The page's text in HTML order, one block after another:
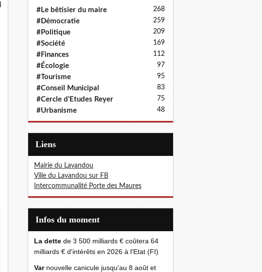
#Le bêtisier du maire 268
#Démocratie 259
#Politique 209
#Société 169
#Finances 112
#Écologie 97
#Tourisme 95
#Conseil Municipal 83
#Cercle d'Etudes Reyer 75
#Urbanisme 48
Liens
Mairie du Lavandou
Ville du Lavandou sur FB
Intercommunalité Porte des Maures
Infos du moment
La dette de 3 500 milliards € coûtera 64
milliards € d'intérêts en 2026 à l'Etat (FI)
Var nouvelle canicule jusqu'au 8 août et